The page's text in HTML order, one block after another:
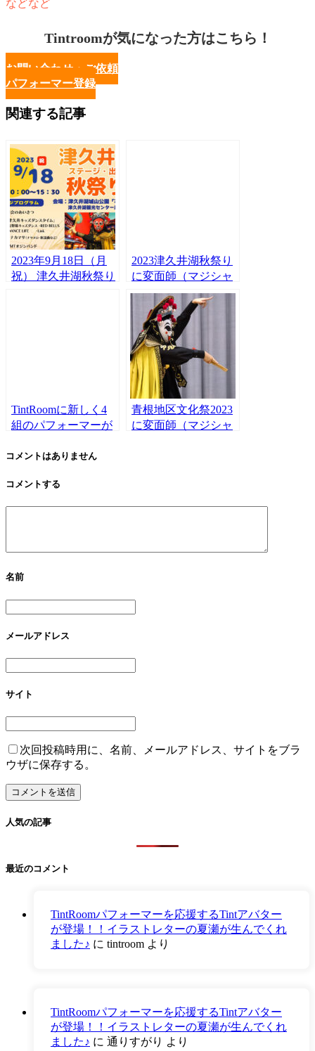
などなど
Tintroomが気になった方はこちら！
お問い合わせ・ご依頼
パフォーマー登録
関連する記事
2023年9月18日（月
祝） 津久井湖秋祭り
2023津久井湖秋祭り
に変面師（マジシャ
ン）SeiDが降臨！！
会場は大盛り上がり
TintRoomに新しく4
組のパフォーマーが
。
青根地区文化祭2023
に変面師（マジシャ
コメントはありません
コメントする
名前
メールアドレス
サイト
次回投稿時用に、名前、メールアドレス、サイトをブラ
ウザに保存する。
人気の記事
最近のコメント
TintRoomパフォーマーを応援するTintアバター
が登場！！イラストレターの夏瀬が生んでくれ
ました♪ に tintroom より
TintRoomパフォーマーを応援するTintアバター
が登場！！イラストレターの夏瀬が生んでくれ
ました♪ に 通りすがり より